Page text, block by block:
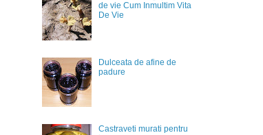
de vie Cum Inmultim Vita
De Vie
Dulceata de afine de
padure
Castraveti murati pentru